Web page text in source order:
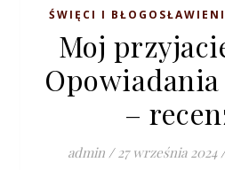
ŚWIĘCI I BŁOGOSŁAWIENI
Moj
–
admin / 27 września 2024 /